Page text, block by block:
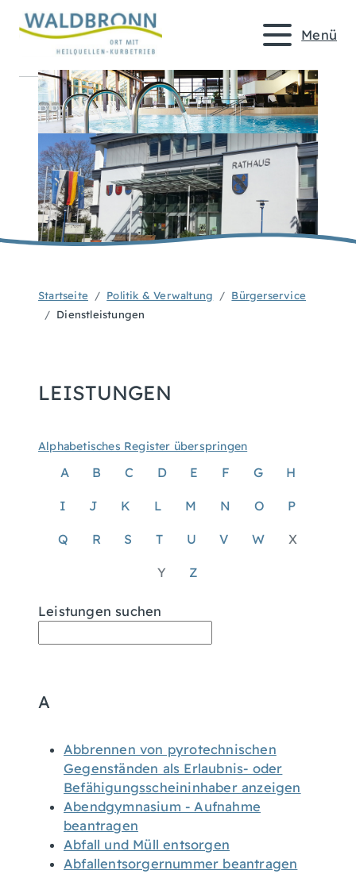
Menü
Startseite Politik & Verwaltung
Bürgerservice
Dienstleistungen
LEISTUNGEN
Alphabetisches Register überspringen
A B C D E F G H
I J K L M N O P
Q R S T U V W X
Y Z
Leistungen suchen
A
Abbrennen von pyrotechnischen
Gegenständen als Erlaubnis- oder
Befähigungsscheininhaber anzeigen
Abendgymnasium - Aufnahme
beantragen
Abfall und Müll entsorgen
Abfallentsorgernummer beantragen